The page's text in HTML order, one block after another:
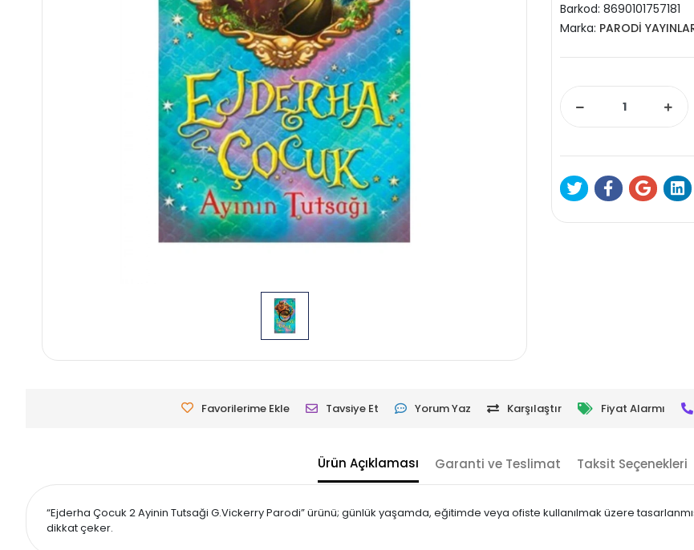
Barkod: 8690101757181
Marka: PARODİ
Favorilerime Ekle Tavsiye Et Yorum Yaz Karşılaştır Fiyat Alarmı
Ürün Açıklaması Garanti ve Teslimat Taksit Seçenekleri
“Ejderha Çocuk 2 Ayinin Tutsaği G.Vickerry Parodi” ürünü; günlük yaşamda, eğitimde veya ofiste kullanılmak üzere
dikkat çeker.